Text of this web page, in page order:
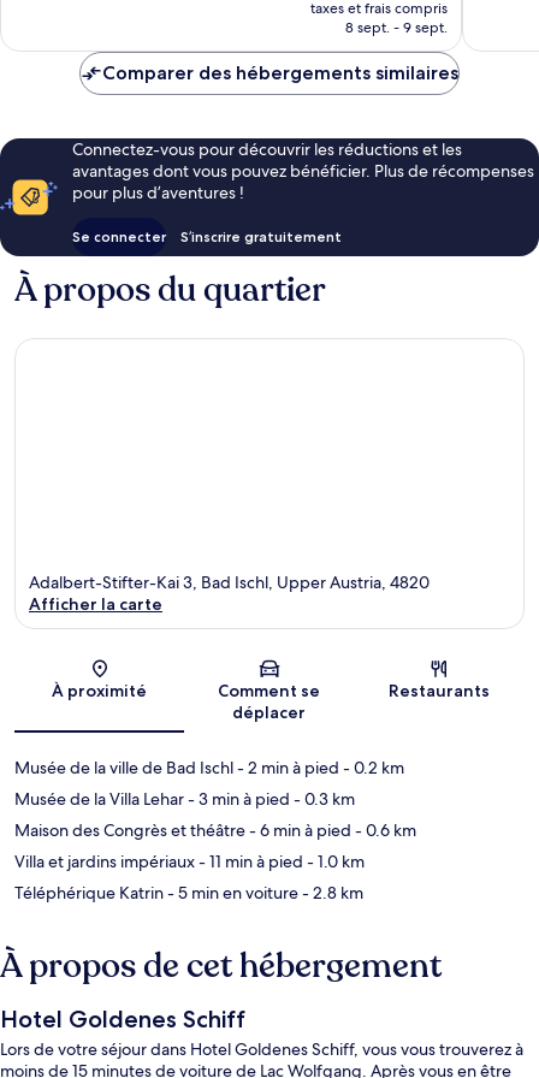
prix
de
taxes et frais compris
8 sept. - 9 sept.
Comparer des hébergements similaires
Connectez-vous pour découvrir les réductions et les
avantages dont vous pouvez bénéficier. Plus de récompenses
pour plus d’aventures !
Se connecter S’inscrire gratuitement
À propos du quartier
Carte
Adalbert-Stifter-Kai 3, Bad Ischl, Upper Austria, 4820
Afficher la carte
À proximité
Comment se
déplacer
Restaurants
Musée de la ville de Bad Ischl- 2 min à pied - 0.2 km
Musée de la Villa Lehar- 3 min à pied - 0.3 km
Maison des Congrès et théâtre- 6 min à pied - 0.6 km
Villa et jardins impériaux- 11 min à pied - 1.0 km
Téléphérique Katrin- 5 min en voiture- 2.8 km
À propos de cet hébergement
Hotel Goldenes Schiff
Lors de votre séjour dans Hotel Goldenes Schiff, vous vous trouverez à
moins de 15 minutes de voiture de Lac Wolfgang. Après vous en être